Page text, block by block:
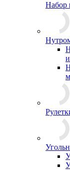
Набор